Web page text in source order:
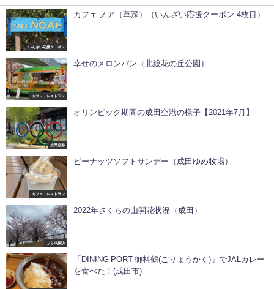
いんざい応援クーポン
カフェ ノア（草深）（いんざい応援クーポン:4枚目）
カフェ・レストラン
幸せのメロンパン（北総花の丘公園）
成田空港
オリンピック期間の成田空港の様子【2021年7月】
カフェ・レストラン
ピーナッツソフトサンデー（成田ゆめ牧場）
ぶらり探訪
2022年さくらの山開花状況（成田）
「DINING PORT 御料鶴(ごりょうかく)」でJALカレー
を食べた！(成田市)